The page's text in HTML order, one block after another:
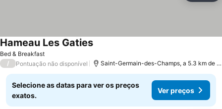
Bed & Breakfast
Hameau Les Gaties
/ Pontuação não disponível Saint-Germain-des-Champs, a 5.3 km de Avallon
Selecione as datas para ver os preços
exatos.
Ver preços